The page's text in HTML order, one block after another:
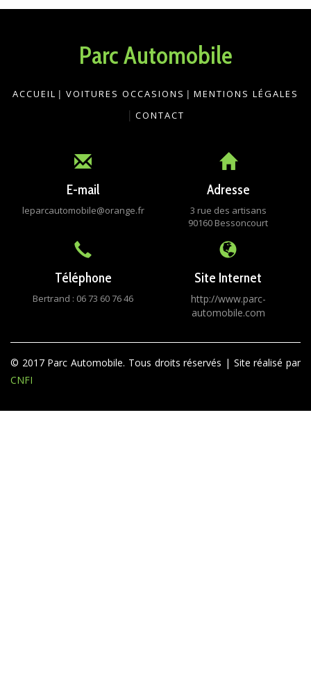
Parc Automobile
ACCUEIL | VOITURES OCCASIONS | MENTIONS LÉGALES
| CONTACT
E-mail
leparcautomobile@orange.fr
Adresse
3 rue des artisans
90160 Bessoncourt
Téléphone
Bertrand : 06 73 60 76 46
Site Internet
http://www.parc-
automobile.com
© 2017 Parc Automobile. Tous droits réservés | Site réalisé par
CNFI